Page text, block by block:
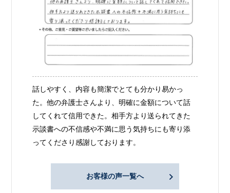
話しやすく、内容も簡潔でとても分かり易かっ
た。他の弁護士さんより、明確に金額について話
してくれて信用できた。相手方より送られてきた
示談書への不信感や不満に思う気持ちにも寄り添
ってくださり感謝しております。
お客様の声一覧へ